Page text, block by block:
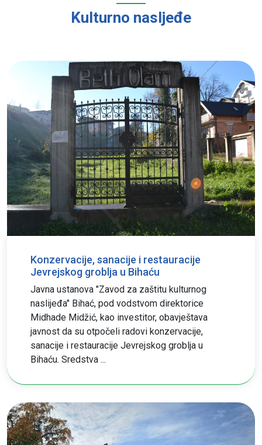
Kulturno nasljeđe
Konzervacije, sanacije i restauracije
Jevrejskog groblja u Bihaću
Javna ustanova "Zavod za zaštitu kulturnog
naslijeđa" Bihać, pod vodstvom direktorice
Midhade Midžić, kao investitor, obavještava
javnost da su otpočeli radovi konzervacije,
sanacije i restauracije Jevrejskog groblja u
Bihaću. Sredstva ...